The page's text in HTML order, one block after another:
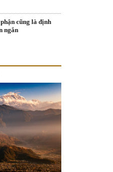
cũng là định
ngắn